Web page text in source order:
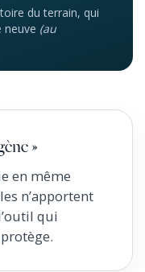
du terrain, qui
neuve (au
»
en même
n’apportent
qui